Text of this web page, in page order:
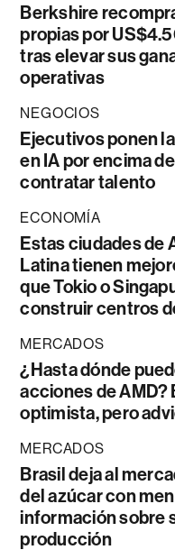
Berkshire
propias por
tras elevar sus
operativas
NEGOCIOS
Ejecutivos ponen
en IA por encima
contratar talento
ECONOMÍA
Estas ciudades de
Latina tienen
que Tokio o
construir centros
MERCADOS
¿Hasta dónde
acciones de AMD?
optimista, pero
MERCADOS
Brasil deja al
del azúcar con
información sobre
producción